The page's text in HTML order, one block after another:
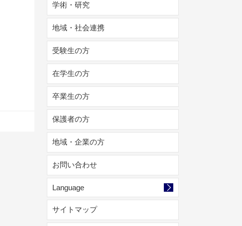
学術・研究
地域・社会連携
受験生の方
在学生の方
卒業生の方
保護者の方
地域・企業の方
お問い合わせ
Language
サイトマップ